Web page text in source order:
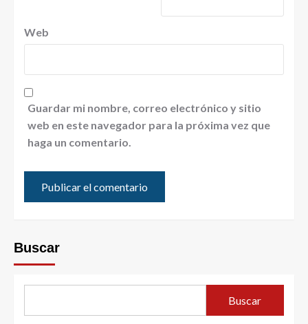
Web
Guardar mi nombre, correo electrónico y sitio
web en este navegador para la próxima vez que
haga un comentario.
Buscar
Buscar